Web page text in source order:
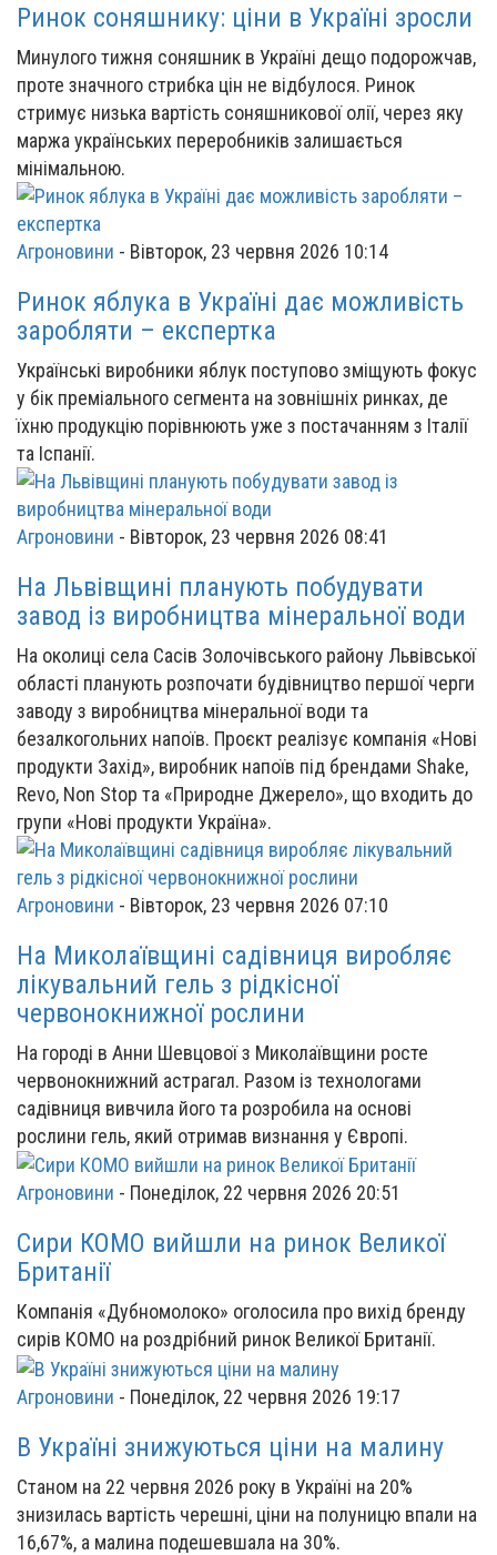
Ринок соняшнику: ціни в Україні зросли
Минулого тижня соняшник в Україні дещо подорожчав,
проте значного стрибка цін не відбулося. Ринок
стримує низька вартість соняшникової олії, через яку
маржа українських переробників залишається
мінімальною.
Агроновини - Вівторок, 23 червня 2026 10:14
Ринок яблука в Україні дає можливість
заробляти – експертка
Українські виробники яблук поступово зміщують фокус
у бік преміального сегмента на зовнішніх ринках, де
їхню продукцію порівнюють уже з постачанням з Італії
та Іспанії.
Агроновини - Вівторок, 23 червня 2026 08:41
На Львівщині планують побудувати
завод із виробництва мінеральної води
На околиці села Сасів Золочівського району Львівської
області планують розпочати будівництво першої черги
заводу з виробництва мінеральної води та
безалкогольних напоїв. Проєкт реалізує компанія «Нові
продукти Захід», виробник напоїв під брендами Shake,
Revo, Non Stop та «Природне Джерело», що входить до
групи «Нові продукти Україна».
Агроновини - Вівторок, 23 червня 2026 07:10
На Миколаївщині садівниця виробляє
лікувальний гель з рідкісної
червонокнижної рослини
На городі в Анни Шевцової з Миколаївщини росте
червонокнижний астрагал. Разом із технологами
садівниця вивчила його та розробила на основі
рослини гель, який отримав визнання у Європі.
Агроновини - Понеділок, 22 червня 2026 20:51
Сири КОМО вийшли на ринок Великої
Британії
Компанія «Дубномолоко» оголосила про вихід бренду
сирів КОМО на роздрібний ринок Великої Британії.
Агроновини - Понеділок, 22 червня 2026 19:17
В Україні знижуються ціни на малину
Станом на 22 червня 2026 року в Україні на 20%
знизилась вартість черешні, ціни на полуницю впали на
16,67%, а малина подешевшала на 30%.